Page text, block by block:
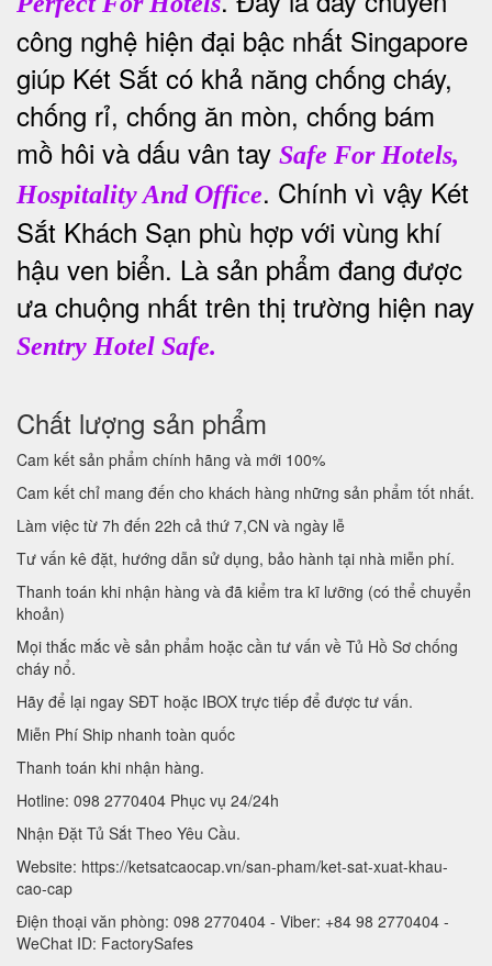
công nghệ hiện đại bậc nhất Singapore
giúp Két Sắt có khả năng chống cháy,
chống rỉ, chống ăn mòn, chống bám
mồ hôi và dấu vân tay Safe For Hotels,
Hospitality And Office. Chính vì vậy Két
Sắt Khách Sạn phù hợp với vùng khí
hậu ven biển. Là sản phẩm đang được
ưa chuộng nhất trên thị trường hiện nay
Sentry Hotel Safe.
Chất lượng sản phẩm
Cam kết sản phẩm chính hãng và mới 100%
Cam kết chỉ mang đến cho khách hàng những sản phẩm tốt nhất.
Làm việc từ 7h đến 22h cả thứ 7,CN và ngày lễ
Tư vấn kê đặt, hướng dẫn sử dụng, bảo hành tại nhà miễn phí.
Thanh toán khi nhận hàng và đã kiểm tra kĩ lưỡng (có thể chuyển
khoản)
Mọi thắc mắc về sản phẩm hoặc cần tư vấn về Tủ Hồ Sơ chống
cháy nổ.
Hãy để lại ngay SĐT hoặc IBOX trực tiếp để được tư vấn.
Miễn Phí Ship nhanh toàn quốc
Thanh toán khi nhận hàng.
Hotline: 098 2770404 Phục vụ 24/24h
Nhận Đặt Tủ Sắt Theo Yêu Cầu.
Website: https://ketsatcaocap.vn/san-pham/ket-sat-xuat-khau-
cao-cap
Điện thoại văn phòng: 098 2770404 - Viber: +84 98 2770404 -
WeChat ID: FactorySafes